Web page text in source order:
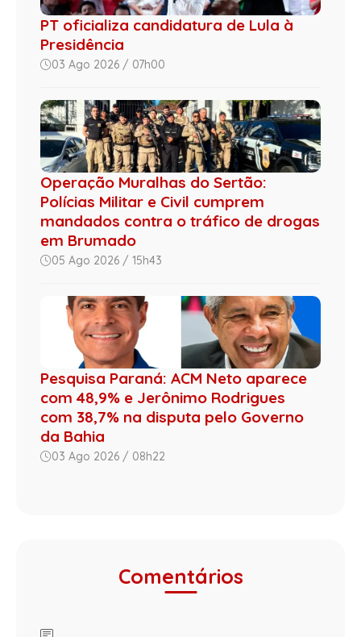
PT oficializa candidatura de Lula à
Presidência
03 Ago 2026 / 07h00
Operação Muralhas do Sertão:
Polícias Militar e Civil cumprem
mandados contra o tráfico de drogas
em Brumado
05 Ago 2026 / 15h43
Pesquisa Paraná: ACM Neto aparece
com 48,9% e Jerônimo Rodrigues
com 38,7% na disputa pelo Governo
da Bahia
03 Ago 2026 / 08h22
Comentários